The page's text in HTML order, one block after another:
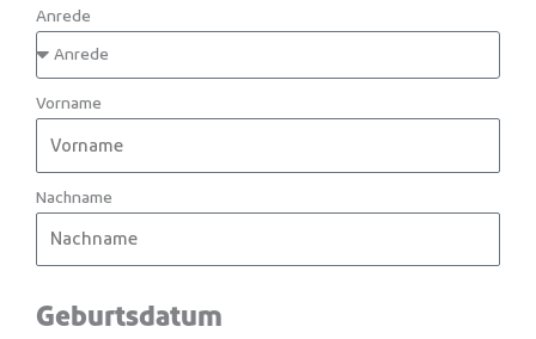
Anrede
Vorname
Nachname
Geburtsdatum